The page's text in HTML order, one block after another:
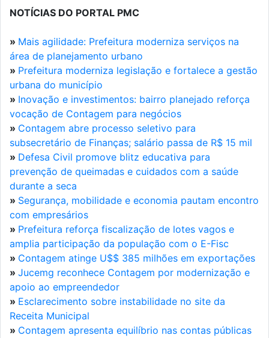
NOTÍCIAS DO PORTAL PMC
» Mais agilidade: Prefeitura moderniza serviços na
área de planejamento urbano
» Prefeitura moderniza legislação e fortalece a gestão
urbana do município
» Inovação e investimentos: bairro planejado reforça
vocação de Contagem para negócios
» Contagem abre processo seletivo para
subsecretário de Finanças; salário passa de R$ 15 mil
» Defesa Civil promove blitz educativa para
prevenção de queimadas e cuidados com a saúde
durante a seca
» Segurança, mobilidade e economia pautam encontro
com empresários
» Prefeitura reforça fiscalização de lotes vagos e
amplia participação da população com o E-Fisc
» Contagem atinge U$$ 385 milhões em exportações
» Jucemg reconhece Contagem por modernização e
apoio ao empreendedor
» Esclarecimento sobre instabilidade no site da
Receita Municipal
» Contagem apresenta equilíbrio nas contas públicas